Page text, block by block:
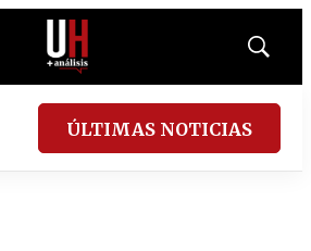
Mostrar
ÚLTIMAS NOTICIAS